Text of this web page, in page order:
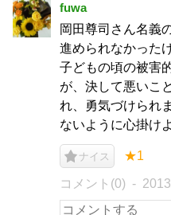
fuwa
岡田尊司さん名義
進められなかった
子どもの頃の被害
が、決して悪いこ
れ、勇気づけられ
ないように心掛け
ナイス ★1
コメント(0)